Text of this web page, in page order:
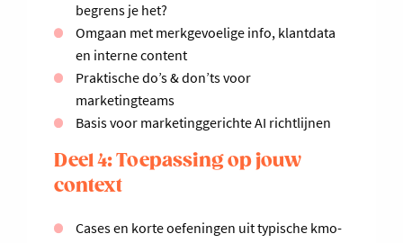
begrens je het?
Omgaan met merkgevoelige info, klantdata
en interne content
Praktische do’s & don’ts voor
marketingteams
Basis voor marketinggerichte AI richtlijnen
Deel 4: Toepassing op jouw
context
Cases en korte oefeningen uit typische kmo-